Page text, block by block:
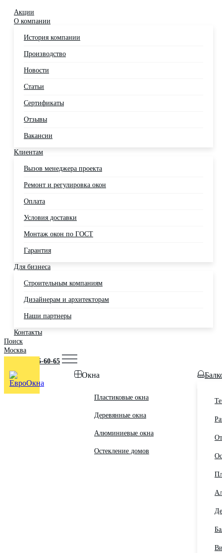
Акции
О компании
История компании
Производство
Новости
Статьи
Сертификаты
Отзывы
Вакансии
Клиентам
Вызов менеджера проекта
Ремонт и регулировка окон
Оплата
Условия доставки
Монтаж окон по ГОСТ
Гарантия
Для бизнеса
Строительным компаниям
Дизайнерам и архитекторам
Наши партнеры
Контакты
Поиск
Москва
+7 (495) 725-60-65
Окна
Пластиковые окна
Деревянные окна
Алюминиевые окна
Остекление домов